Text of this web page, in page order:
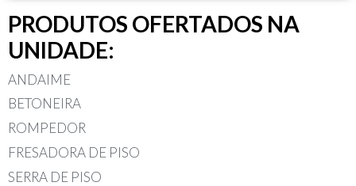
PRODUTOS OFERTADOS NA
UNIDADE:
ANDAIME
BETONEIRA
ROMPEDOR
FRESADORA DE PISO
SERRA DE PISO